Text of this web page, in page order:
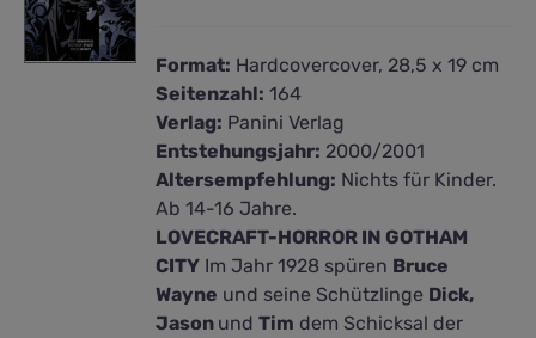
Format: Hardcovercover, 28,5 x 19 cm
Seitenzahl: 164
Verlag: Panini Verlag
Entstehungsjahr: 2000/2001
Altersempfehlung: Nichts für Kinder.
Ab 14-16 Jahre.
LOVECRAFT-HORROR IN GOTHAM
CITY Im Jahr 1928 spüren Bruce
Wayne und seine Schützlinge Dick,
Jason undTim dem Schicksal der